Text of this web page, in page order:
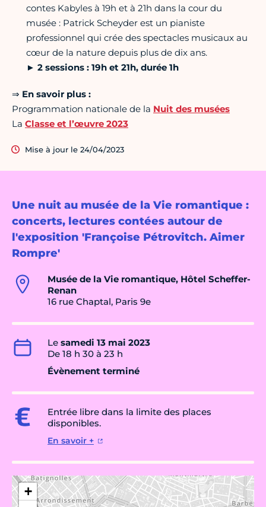
Une nuit au musée de la Vie romantique :
concerts, lectures contées autour de
l'exposition 'Françoise Pétrovitch. Aimer
Rompre'
Musée de la Vie romantique, Hôtel Scheffer-
Renan
16 rue Chaptal, Paris 9e
Le samedi 13 mai 2023
De 18 h 30 à 23 h
Évènement terminé
Entrée libre dans la limite des places
disponibles.
En savoir +
+
contes Kabyles à 19h et à 21h dans la cour du
musée : Patrick Scheyder est un pianiste
professionnel qui crée des spectacles musicaux au
cœur de la nature depuis plus de dix ans.
► 2 sessions : 19h et 21h, durée 1h
⇒ En savoir plus :
Programmation nationale de la Nuit des musées
La Classe et l’œuvre 2023
Mise à jour le 24/04/2023